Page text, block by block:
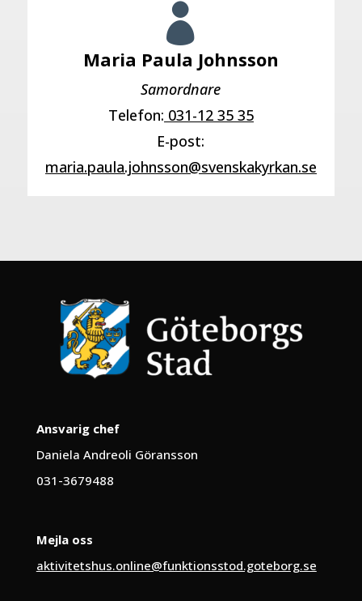

Maria Paula Johnsson
Samordnare
Telefon: 031-12 35 35
E-post:
maria.paula.johnsson@svenskakyrkan.se
Ansvarig chef
Daniela Andreoli Göransson
031-3679488
Mejla oss
aktivitetshus.online@funktionsstod.goteborg.se